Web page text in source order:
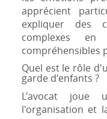
apprécient
expliquer des
complexes
compréhensibles
Quel est le rôle
garde d'enfants ?
L'avocat joue
l'organisation et